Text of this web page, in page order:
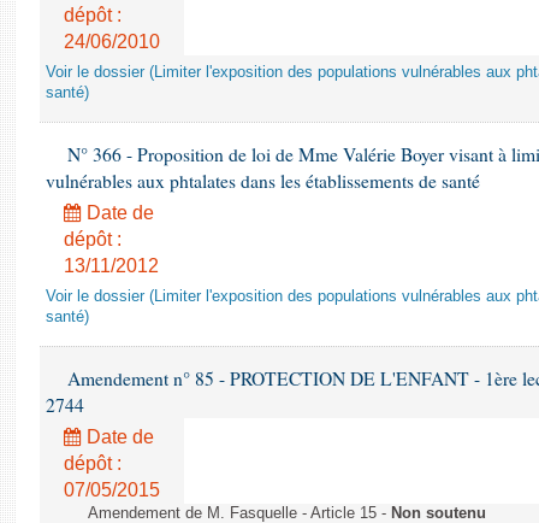
dépôt :
24/06/2010
Voir le dossier (Limiter l'exposition des populations vulnérables aux
santé)
N° 366 - Proposition de loi de Mme Valérie Boyer visant à
vulnérables aux phtalates dans les établissements de santé
Date de
dépôt :
13/11/2012
Voir le dossier (Limiter l'exposition des populations vulnérables aux
santé)
Amendement n° 85 - PROTECTION DE L'ENFANT - 1ère
2744
Date de
dépôt :
07/05/2015
Amendement de M. Fasquelle - Article 15 - Non soutenu